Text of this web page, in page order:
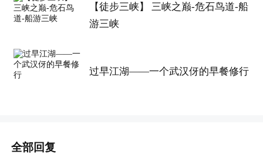
【徒步三峡】 三峡之巅-危石鸟道-船
游三峡
过早江湖——一个武汉伢的早餐修行
全部回复